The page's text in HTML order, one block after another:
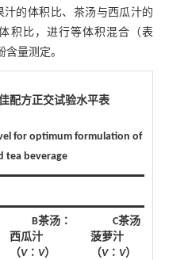
的体积比、茶汤与西瓜汁的
积比，进行等体积混合（表
量测定。
配方正交试验水平表
for optimum formulation of
tea beverage
B茶汤∶
西瓜汁
（V∶ V）
C茶汤∶
菠萝汁
（V∶ V）